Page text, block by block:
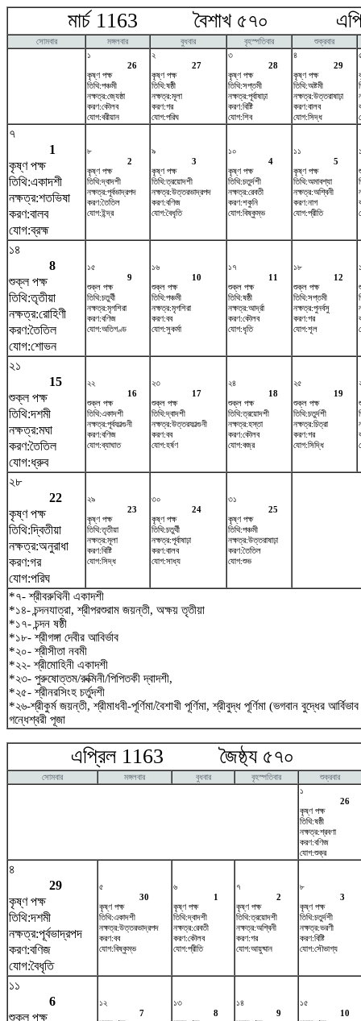
মার্চ 1163 বৈশাখ ৫৭০
সোমবার মঙ্গলবার বুধবার বৃহস্পতিবার
শুক্রবার
১
26
কৃষ্ণ পক্ষ
তিথি:পঞ্চমী
নক্ষত্র:জ্যেষ্ঠা
করণ:কৌলব
যোগ:বরীয়ান
২
27
কৃষ্ণ পক্ষ
তিথি:ষষ্ঠী
নক্ষত্র:মূলা
করণ:গর
যোগ:পরিঘ
৩
28
কৃষ্ণ পক্ষ
তিথি:সপ্তমী
নক্ষত্র:পূর্বাষাঢ়া
করণ:বিষ্টি
যোগ:শিব
৪
29
কৃষ্ণ পক্ষ
তিথি:অষ্টমী
নক্ষত্র:উত্তরাষাঢ়া
করণ:বালব
যোগ:সিদ্ধ
৭
1
কৃষ্ণ পক্ষ
তিথি:একাদশী
নক্ষত্র:শতভিষ‌া
করণ:বালব
যোগ:ব্রহ্ম
৮
2
কৃষ্ণ পক্ষ
তিথি:দ্বাদশী
নক্ষত্র:পূর্বভাদ্রপদ
করণ:তৈতিল
যোগ:ইন্দ্র
৯
3
কৃষ্ণ পক্ষ
তিথি:ত্রয়োদশী
নক্ষত্র:উত্তরভাদ্রপদ
করণ:বণিজ
যোগ:বৈধৃতি
১০
4
কৃষ্ণ পক্ষ
তিথি:চতুর্দশী
নক্ষত্র:রেবতী
করণ:শকুনি
যোগ:বিষ্কুম্ভ
১১
5
কৃষ্ণ পক্ষ
তিথি:অমাবশ্যা
নক্ষত্র:অশ্বিনী
করণ:নাগ
যোগ:প্রীতি
১৪
8
শুক্ল পক্ষ
তিথি:তৃতীয়া
নক্ষত্র:রোহিণী
করণ:তৈতিল
যোগ:শোভন
১৫
9
শুক্ল পক্ষ
তিথি:চতুর্থী
নক্ষত্র:মৃগশিরা
করণ:বণিজ
যোগ:অতিগণ্ড
১৬
10
শুক্ল পক্ষ
তিথি:পঞ্চমী
নক্ষত্র:মৃগশিরা
করণ:বব
যোগ:সুকর্মা
১৭
11
শুক্ল পক্ষ
তিথি:ষষ্ঠী
নক্ষত্র:আর্দ্রা
করণ:কৌলব
যোগ:ধৃতি
১৮
12
শুক্ল পক্ষ
তিথি:সপ্তমী
নক্ষত্র:পুনর্বসু
করণ:গর
যোগ:শূল
২১
15
শুক্ল পক্ষ
তিথি:দশমী
নক্ষত্র:মঘা
করণ:তৈতিল
যোগ:ধ্রুব
২২
16
শুক্ল পক্ষ
তিথি:একাদশী
নক্ষত্র:পূর্বফাল্গুনী
করণ:বণিজ
যোগ:ব্যাঘাত
২৩
17
শুক্ল পক্ষ
তিথি:দ্বাদশী
নক্ষত্র:উত্তরফাল্গুনী
করণ:বব
যোগ:হর্ষণ
২৪
18
শুক্ল পক্ষ
তিথি:ত্রয়োদশী
নক্ষত্র:হস্তা
করণ:কৌলব
যোগ:বজ্র
২৫
19
শুক্ল পক্ষ
তিথি:চতুর্দশী
নক্ষত্র:চিত্রা
করণ:গর
যোগ:সিদ্ধি
২৮
22
কৃষ্ণ পক্ষ
তিথি:দ্বিতীয়া
নক্ষত্র:অনুরাধা
করণ:গর
যোগ:পরিঘ
২৯
23
কৃষ্ণ পক্ষ
তিথি:তৃতীয়া
নক্ষত্র:মূলা
করণ:বিষ্টি
যোগ:সিদ্ধ
৩০
24
কৃষ্ণ পক্ষ
তিথি:চতুর্থী
নক্ষত্র:পূর্বাষাঢ়া
করণ:বালব
যোগ:সাধ্য
৩১
25
কৃষ্ণ পক্ষ
তিথি:পঞ্চমী
নক্ষত্র:উত্তরাষাঢ়া
করণ:তৈতিল
যোগ:শুভ
*৭- শ্রীবরুথিনী একাদশী
*১৪- চন্দনযাত্রা, শ্রীপরশুরাম জয়ন্তী, অক্ষয় তৃতীয়া
*১৭- চন্দন ষষ্ঠী
*১৮- শ্রীগঙ্গা দেবীর আবির্ভাব
*২০- শ্রীসীতা নবমী
*২২- শ্রীমোহিনী একাদশী
*২৩- পুরুষোত্তম/রুক্মিনী/পিপিতকী দ্বাদশী,
*২৫- শ্রীনরসিংহ চর্তুদশী
*২৬-শ্রীকুর্ম জয়ন্তী, শ্রীমাধবী-পূর্ণিমা/বৈশাখী পূর্ণিমা, শ্রীবুদ্ধ পূর্ণিমা (ভগবান বুদ্ধের
গন্ধেশ্বরী পূজা
এপ্রিল 1163 জৈষ্ঠ্য ৫৭০
সোমবার মঙ্গলবার বুধবার বৃহস্পতিবার
শুক্রবার
১
26
কৃষ্ণ পক্ষ
তিথি:ষষ্ঠী
নক্ষত্র:শ্রবণা
করণ:বণিজ
যোগ:শুক্র
৪
29
কৃষ্ণ পক্ষ
তিথি:দশমী
নক্ষত্র:পূর্বভাদ্রপদ
করণ:বণিজ
যোগ:বৈধৃতি
৫
30
কৃষ্ণ পক্ষ
তিথি:একাদশী
নক্ষত্র:উত্তরভাদ্রপদ
করণ:বব
যোগ:বিষ্কুম্ভ
৬
1
কৃষ্ণ পক্ষ
তিথি:দ্বাদশী
নক্ষত্র:রেবতী
করণ:কৌলব
যোগ:প্রীতি
৭
2
কৃষ্ণ পক্ষ
তিথি:ত্রয়োদশী
নক্ষত্র:অশ্বিনী
করণ:গর
যোগ:আয়ুষ্মান
৮
3
কৃষ্ণ পক্ষ
তিথি:চতুর্দশী
নক্ষত্র:ভরণী
করণ:বিষ্টি
যোগ:সৌভাগ্য
১১
6
শুক্ল পক্ষ
১২
7
১৩
8
১৪
9
১৫
10